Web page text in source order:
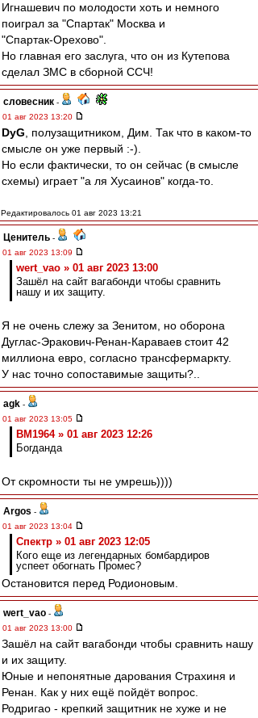
Игнашевич по молодости хоть и немного
поиграл за "Спартак" Москва и
"Спартак-Орехово".
Но главная его заслуга, что он из Кутепова
сделал ЗМС в сборной ССЧ!
словесник -
01 авг 2023 13:20
DyG , полузащитником, Дим. Так что в каком-то
смысле он уже первый :-).
Но если фактически, то он сейчас (в смысле
схемы) играет "а ля Хусаинов" когда-то.
Редактировалось 01 авг 2023 13:21
Ценитель -
01 авг 2023 13:09
wert_vao » 01 авг 2023 13:00
Зашёл на сайт вагабонди чтобы сравнить
нашу и их защиту.
Я не очень слежу за Зенитом, но оборона
Дуглас-Эракович-Ренан-Караваев стоит 42
миллиона евро, согласно трансфермаркту.
У нас точно сопоставимые защиты?..
agk -
01 авг 2023 13:05
BM1964 » 01 авг 2023 12:26
Богданда
От скромности ты не умрешь))))
Argos -
01 авг 2023 13:04
Спектр » 01 авг 2023 12:05
Кого еще из легендарных бомбардиров
успеет обогнать Промес?
Остановится перед Родионовым.
wert_vao -
01 авг 2023 13:00
Зашёл на сайт вагабонди чтобы сравнить нашу
и их защиту.
Юные и непонятные дарования Страхиня и
Ренан. Как у них ещё пойдёт вопрос.
Родригао - крепкий защитник не хуже и не